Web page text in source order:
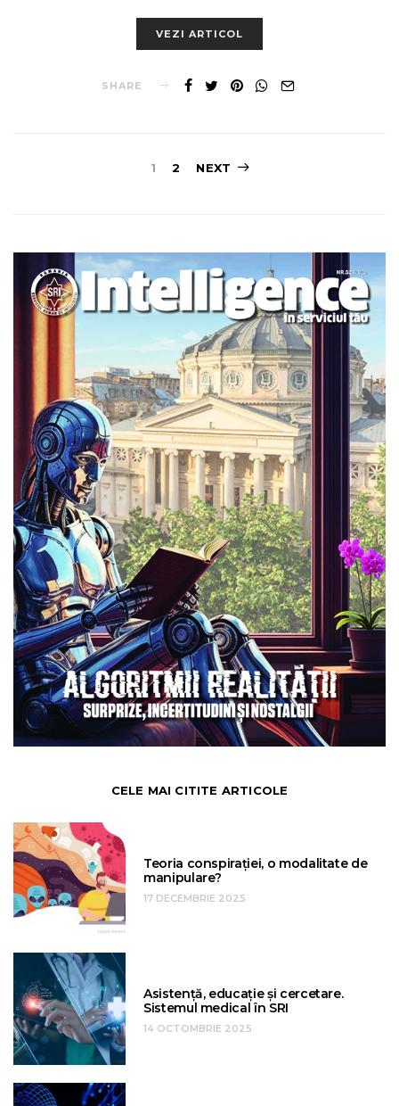
VEZI ARTICOL
SHARE
Posts
1 2 NEXT
CELE MAI CITITE ARTICOLE
Teoria conspirației, o modalitate de
manipulare?
17 DECEMBRIE 2025
Asistență, educație și cercetare.
Sistemul medical în SRI
14 OCTOMBRIE 2025